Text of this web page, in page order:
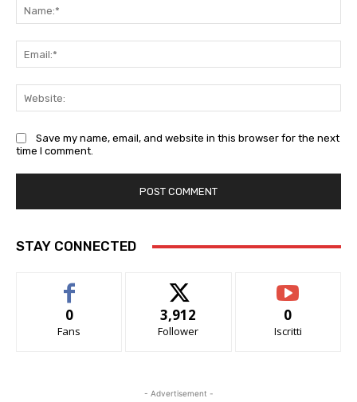
Save my name, email, and website in this browser for the next
time I comment.
STAY CONNECTED
0
Fans
3,912
Follower
0
Iscritti
- Advertisement -